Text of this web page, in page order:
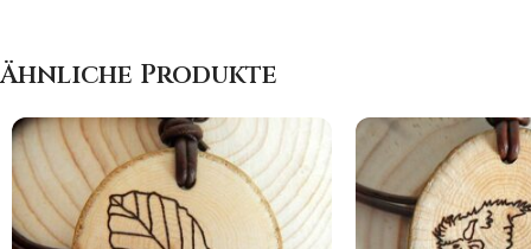
Ähnliche Produkte